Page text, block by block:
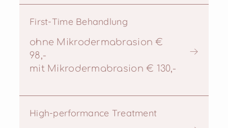
First-Time Behandlung
ohne Mikrodermabrasion €
98,-
mit Mikrodermabrasion € 130,-
High-performance Treatment